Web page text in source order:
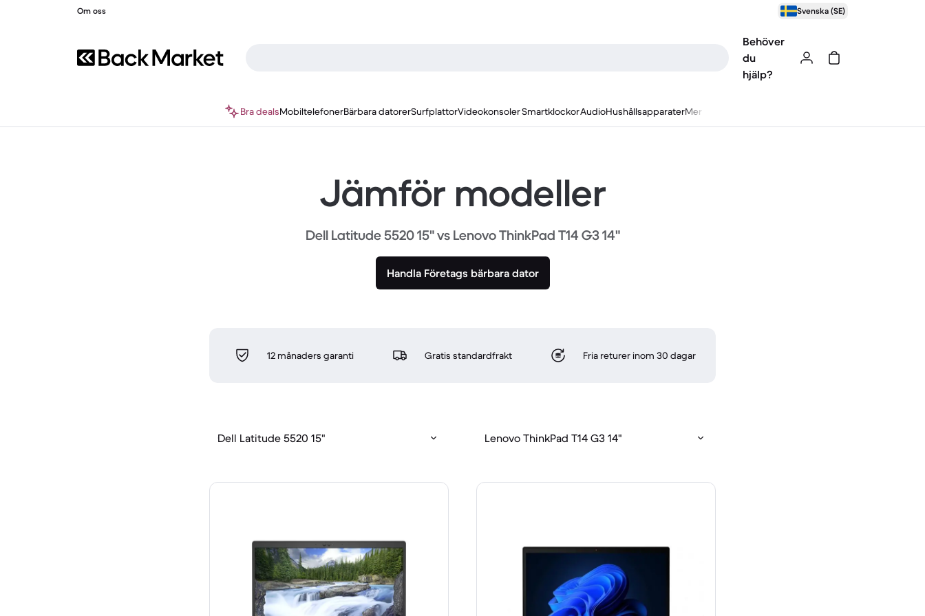
Om oss Svenska (SE)
Behöver
du
hjälp?
Bra dealsMobiltelefonerBärbara datorerSurfplattorVideokonsolerSmartklockorAudioHushållsapparaterMer
Jämför modeller
Dell Latitude 5520 15" vs Lenovo ThinkPad T14 G3 14"
Handla Företags bärbara dator
12 månaders garanti Gratis standardfrakt Fria returer inom 30 dagar
Dell Latitude 5520 15" Lenovo ThinkPad T14 G3 14"